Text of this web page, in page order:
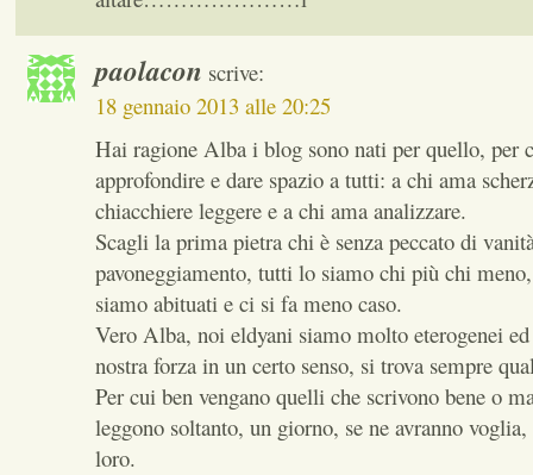
paolacon scrive:
18 gennaio 2013 alle 20:25
Hai ragione Alba i blog sono nati per quello, per
approfondire e dare spazio a tutti: a chi ama
chiacchiere leggere e a chi ama analizzare.
Scagli la prima pietra chi è senza peccato di
pavoneggiamento, tutti lo siamo chi più chi
siamo abituati e ci si fa meno caso.
Vero Alba, noi eldyani siamo molto eterogenei
nostra forza in un certo senso, si trova sempre
Per cui ben vengano quelli che scrivono bene o
leggono soltanto, un giorno, se ne avranno voglia,
loro.